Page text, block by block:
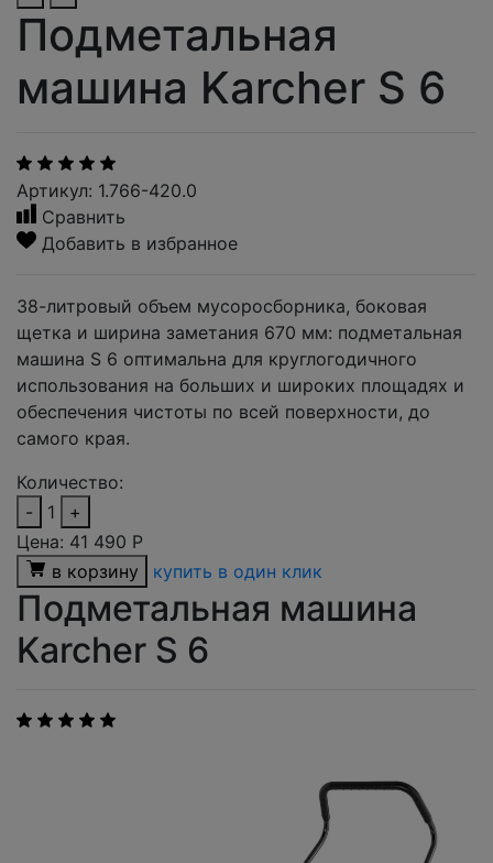
Подметальная
машина Karcher S 6
Артикул: 1.766-420.0
Сравнить
Добавить в избранное
38-литровый объем мусоросборника, боковая
щетка и ширина заметания 670 мм: подметальная
машина S 6 оптимальна для круглогодичного
использования на больших и широких площадях и
обеспечения чистоты по всей поверхности, до
самого края.
Количество:
-
1
+
Цена: 41 490 Р
в корзину
купить в один клик
Подметальная машина
Karcher S 6